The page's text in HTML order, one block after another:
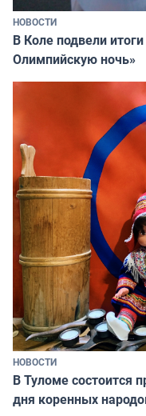
НОВОСТИ
В Коле подвели
Олимпийскую ночь»
НОВОСТИ
В Туломе состоится
дня коренных